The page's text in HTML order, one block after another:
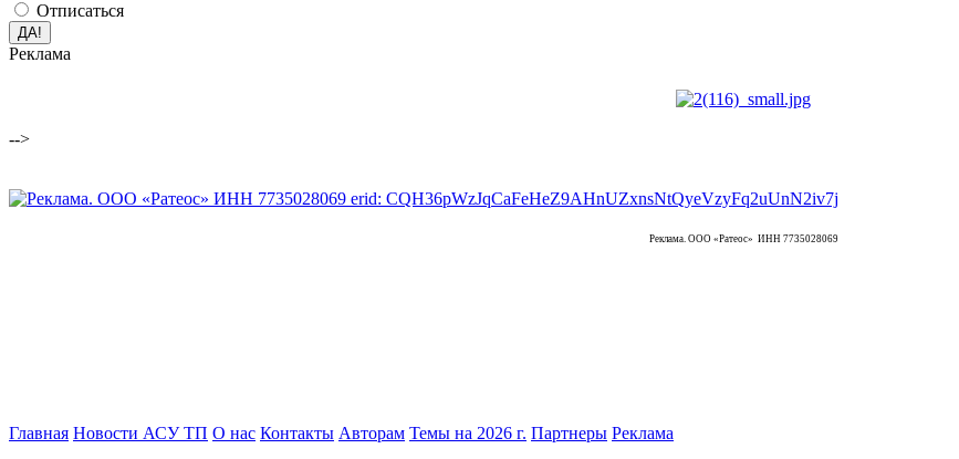
Отписаться
Реклама
-->
Реклама. ООО «Ратеос» ИНН 7735028069
Главная Новости АСУ ТП О нас Контакты Авторам Темы на 2026 г. Партнеры Реклама